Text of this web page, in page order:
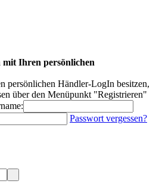
mit Ihren persönlichen
persönlichen Händler-LogIn besitzen,
über den Menüpunkt "Registrieren"
Passwort vergessen?